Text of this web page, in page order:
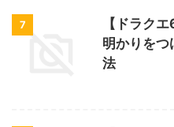
7
【ドラク
明かりをつ
法